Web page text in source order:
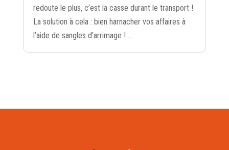
redoute le plus, c’est la casse durant le transport !
La solution à cela : bien harnacher vos affaires à
l’aide de sangles d’arrimage ! ...